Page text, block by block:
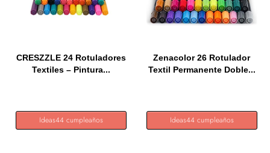
CRESZZLE 24 Rotuladores
Textiles – Pintura...
Ideas44 cumpleaños
Zenacolor 26 Rotulador
Textil Permanente Doble...
Ideas44 cumpleaños